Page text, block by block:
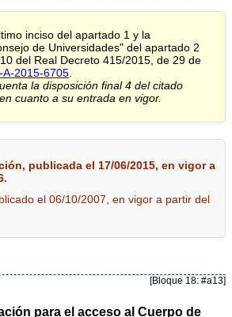
inciso del apartado 1 y la
de Universidades" del apartado 2
del Real Decreto 415/2015, de 29 de
A-2015-6705.
la disposición final 4 del citado
cuanto a su entrada en vigor.
publicada el 17/06/2015, en vigor a
el 06/10/2007, en vigor a partir del
[Bloque 18: #a13]
para el acceso al Cuerpo de